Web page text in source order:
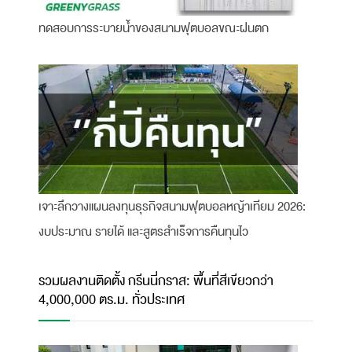
ทดสอบการระบายน้ำของสนามฟุตบอลขณะฝนตก
เจาะลึกวางแผนลงทุนธุรกิจสนามฟุตบอลหญ้าเทียม 2026:
งบประมาณ รายได้ และสูตรสำเร็จการคืนทุนไว
รวมผลงานติดตั้ง กรีนนี่กราส: พื้นที่สีเขียวกว่า
4,000,000 ตร.ม. ทั่วประเทศ